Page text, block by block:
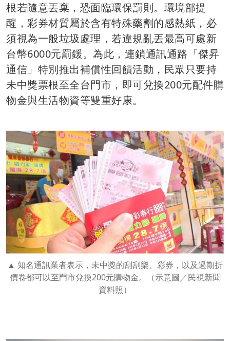
根若隨意丟棄，恐面臨環保罰則。環境部提
醒，彩券材質屬於含有特殊藥劑的感熱紙，必
須視為一般垃圾處理，若違規亂丟最高可處新
台幣6000元罰鍰。為此，連鎖通訊通路「傑昇
通信」特別推出補償性回饋活動，民眾只要持
未中獎票根至全台門市，即可兌換200元配件購
物金與生活物資等雙重好康。
知名通訊業者表示，未中獎的刮刮樂、彩券，以及過期折
價卷都可以至門市兌換200元購物金。（示意圖／民視新聞
資料照）